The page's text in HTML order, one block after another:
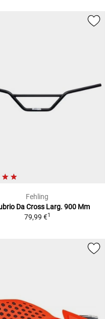
Fehling
Da Cross Larg. 900 Mm
79,99 €1